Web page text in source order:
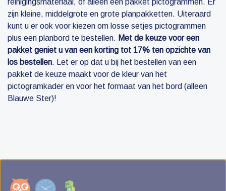
reinigingsmateriaal, of alleen een pakket pictogrammen. Er
zijn kleine, middelgrote en grote planpakketten. Uiteraard
kunt u er ook voor kiezen om losse setjes pictogrammen
plus een planbord te bestellen. Met de keuze voor een
pakket geniet u van een korting tot 17% ten opzichte van
los bestellen. Let er op dat u bij het bestellen van een
pakket de keuze maakt voor de kleur van het
pictogramkader en voor het formaat van het bord (alleen
Blauwe Ster)!